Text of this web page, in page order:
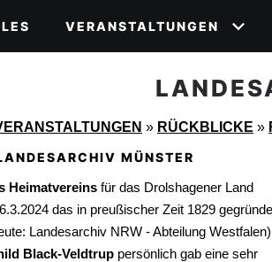
VERANSTALTUNGEN
» RÜCKBLICKE »
MÜNSTER
Heimatvereins für das Drolshagener Land
das in preußischer Zeit 1829
Landesarchiv NRW - Abteilung
Black-Veldtrup persönlich gab eine sehr